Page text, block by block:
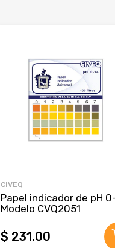
CIVEQ
Papel indicador de pH
Modelo CVQ2051
$ 231.00